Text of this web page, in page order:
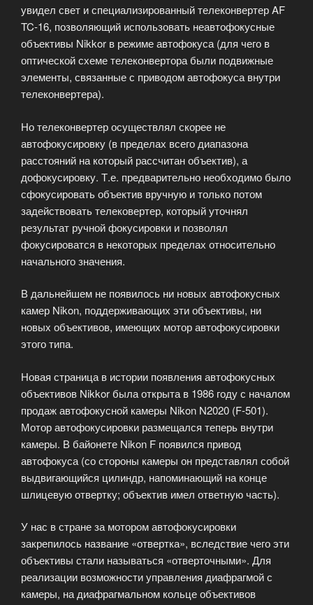
увидел свет и специализированный телеконвертер AF
TC-16, позволяющий использовать неавтофокусные
объективы Nikkor в режиме автофокуса (для чего в
оптической схеме телеконвертора были подвижные
элементы, связанные с приводом автофокуса внутри
телеконвертера).
Но телеконвертер осуществлял скорее не
автофокусировку (в пределах всего диапазона
расстояний на который рассчитан объектив), а
дофокусировку. Т.е. предварительно необходимо было
сфокусировать объектив вручную и только потом
задействовать телековертер, который уточнял
результат ручной фокусировки и позволял
фокусироватся в некоторых пределах относительно
начального значения.
В дальнейшем не появилось ни новых автофокусных
камер Nikon, поддерживающих эти объективы, ни
новых объективов, имеющих мотор автофокусировки
этого типа.
Новая страница в истории появления автофокусных
объективов Nikkor была открыта в 1986 году с началом
продаж автофокусной камеры Nikon N2020 (F-501).
Мотор автофокусировки размещался теперь внутри
камеры. В байонете Nikon F появился привод
автофокуса (со стороны камеры он представлял собой
выдвигающийся цилиндр, напоминающий на конце
шлицевую отвертку; объектив имел ответную часть).
У нас в стране за мотором автофокусировки
закрепилось название «отвертка», вследствие чего эти
объективы стали называться «отверточными». Для
реализации возможности управления диафрагмой с
камеры, на диафрагмальном кольце объективов